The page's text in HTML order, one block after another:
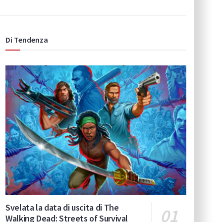
Di Tendenza
Svelata la data di uscita di The
Walking Dead: Streets of Survival